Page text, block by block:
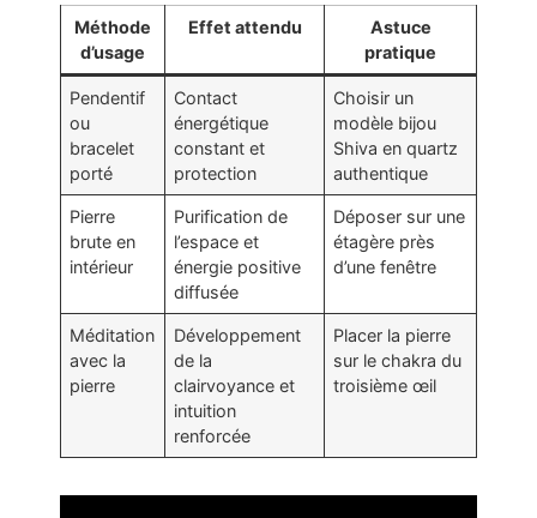
Méthode
d’usage
Effet attendu
Astuce
pratique
Pendentif
ou
bracelet
porté
Contact
énergétique
constant et
protection
Choisir un
modèle bijou
Shiva en quartz
authentique
Pierre
brute en
intérieur
Purification de
l’espace et
énergie positive
diffusée
Déposer sur une
étagère près
d’une fenêtre
Méditation
avec la
pierre
Développement
de la
clairvoyance et
intuition
renforcée
Placer la pierre
sur le chakra du
troisième œil